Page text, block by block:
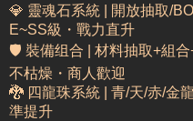
💎 靈魂石系統 | 開放抽取/
E~SS級・戰力直升
🛡️ 裝備组合 | 材料抽取+組合
不枯燥・商人歡迎
🐉 四龍珠系統 | 青/天/赤/金龍
準提升